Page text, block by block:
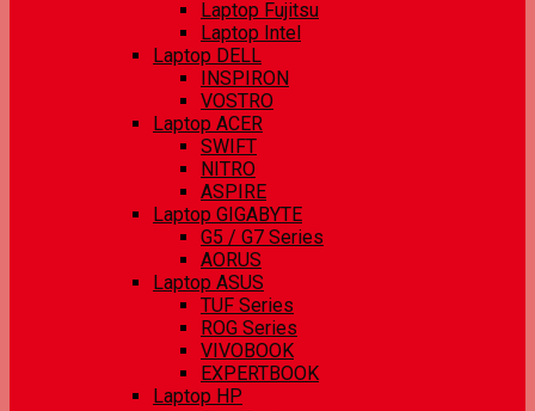
Laptop Fujitsu
Laptop Intel
Laptop DELL
INSPIRON
VOSTRO
Laptop ACER
SWIFT
NITRO
ASPIRE
Laptop GIGABYTE
G5 / G7 Series
AORUS
Laptop ASUS
TUF Series
ROG Series
VIVOBOOK
EXPERTBOOK
Laptop HP